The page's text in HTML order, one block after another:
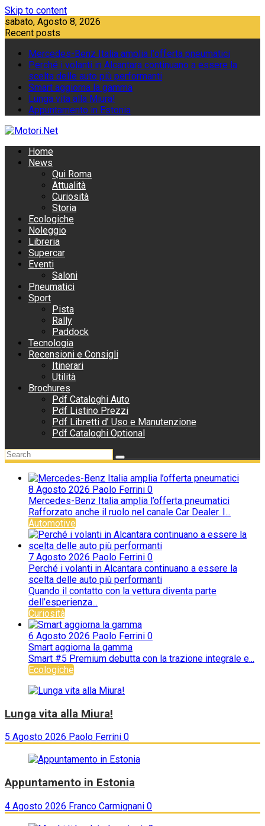
Skip to content
sabato, Agosto 8, 2026
Recent posts
Mercedes-Benz Italia amplia l'offerta pneumatici
Perché i volanti in Alcantara continuano a essere la
scelta delle auto più performanti
Smart aggiorna la gamma
Lunga vita alla Miura!
Appuntamento in Estonia
Home
News
Qui Roma
Attualità
Curiosità
Storia
Ecologiche
Noleggio
Libreria
Supercar
Eventi
Saloni
Pneumatici
Sport
Pista
Rally
Paddock
Tecnologia
Recensioni e Consigli
Itinerari
Utilità
Brochures
Pdf Cataloghi Auto
Pdf Listino Prezzi
Pdf Libretti d’ Uso e Manutenzione
Pdf Cataloghi Optional
8 Agosto 2026 Paolo Ferrini 0
Mercedes-Benz Italia amplia l’offerta pneumatici
Rafforzato anche il ruolo nel canale Car Dealer. I...
Automotive
7 Agosto 2026 Paolo Ferrini 0
Perché i volanti in Alcantara continuano a essere la
scelta delle auto più performanti
Quando il contatto con la vettura diventa parte
dell’esperienza...
Curiosità
6 Agosto 2026 Paolo Ferrini 0
Smart aggiorna la gamma
Smart #5 Premium debutta con la trazione integrale e...
Ecologiche
Lunga vita alla Miura!
5 Agosto 2026 Paolo Ferrini 0
Appuntamento in Estonia
4 Agosto 2026 Franco Carmignani 0